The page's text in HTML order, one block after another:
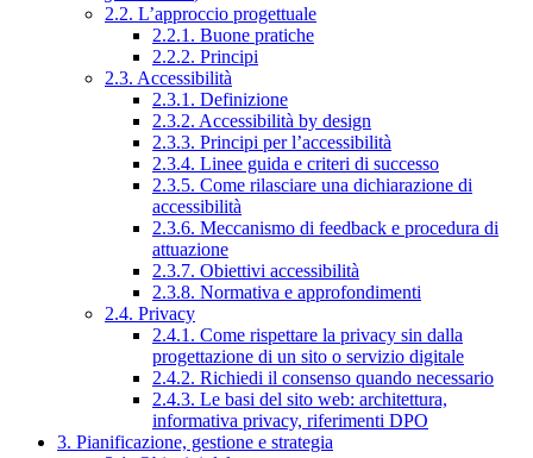
2.2. L’approccio progettuale
2.2.1. Buone pratiche
2.2.2. Principi
2.3. Accessibilità
2.3.1. Definizione
2.3.2. Accessibilità by design
2.3.3. Principi per l’accessibilità
2.3.4. Linee guida e criteri di successo
2.3.5. Come rilasciare una dichiarazione di
accessibilità
2.3.6. Meccanismo di feedback e procedura di
attuazione
2.3.7. Obiettivi accessibilità
2.3.8. Normativa e approfondimenti
2.4. Privacy
2.4.1. Come rispettare la privacy sin dalla
progettazione di un sito o servizio digitale
2.4.2. Richiedi il consenso quando necessario
2.4.3. Le basi del sito web: architettura,
informativa privacy, riferimenti DPO
3. Pianificazione, gestione e strategia